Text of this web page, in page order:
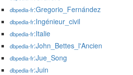
dbpedia-fr:Gregorio_Fernández
dbpedia-fr:Ingénieur_civil
dbpedia-fr:Italie
dbpedia-fr:John_Bettes_l'Ancien
dbpedia-fr:Jue_Song
dbpedia-fr:Juin